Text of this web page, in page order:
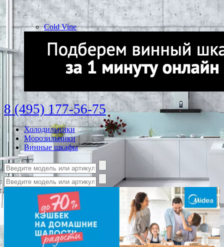
Cold Vine
8 (495) 177-56-75
Холодильники
Морозильники
Винные шкафы